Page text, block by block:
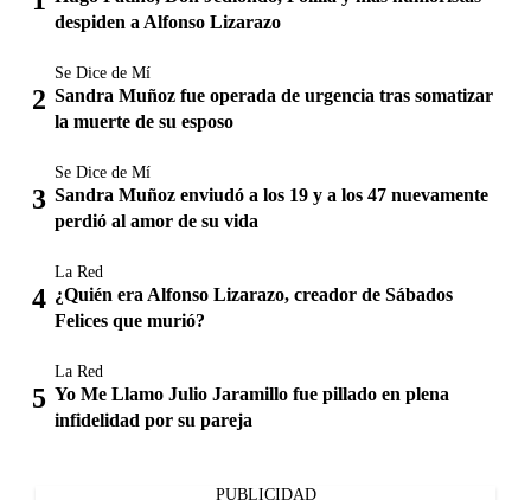
despiden a Alfonso Lizarazo
Se Dice de Mí
Sandra Muñoz fue operada de urgencia tras somatizar
la muerte de su esposo
Se Dice de Mí
Sandra Muñoz enviudó a los 19 y a los 47 nuevamente
perdió al amor de su vida
La Red
¿Quién era Alfonso Lizarazo, creador de Sábados
Felices que murió?
La Red
Yo Me Llamo Julio Jaramillo fue pillado en plena
infidelidad por su pareja
PUBLICIDAD